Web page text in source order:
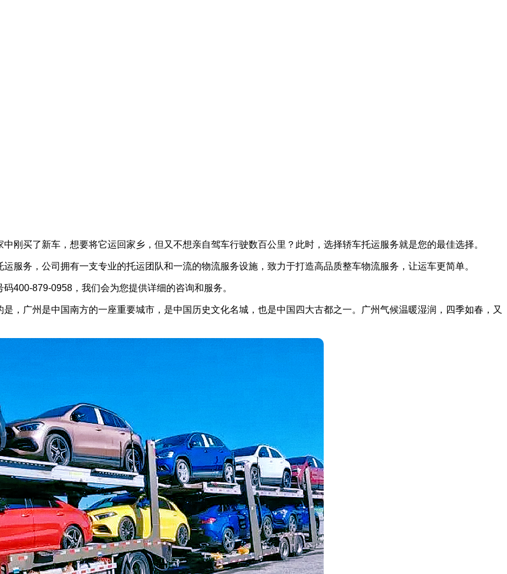
刚买了新车，想要将它运回家乡，但又不想亲自驾车行驶数百公里？此时，选择轿车托运服务就是您的最佳选择。
服务，公司拥有一支专业的托运团队和一流的物流服务设施，致力于打造高品质整车物流服务，让运车更简单。
400-879-0958，我们会为您提供详细的咨询和服务。
，广州是中国南方的一座重要城市，是中国历史文化名城，也是中国四大古都之一。广州气候温暖湿润，四季如春，又